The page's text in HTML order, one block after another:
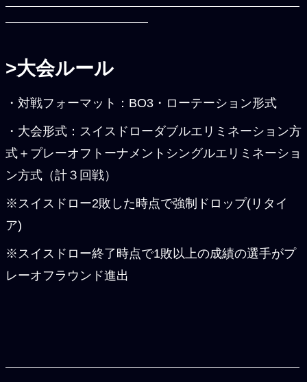
>大会ルール
・対戦フォーマット：BO3・ローテーション形式
・大会形式：スイスドローダブルエリミネーション方
式＋プレーオフトーナメントシングルエリミネーショ
ン方式（計３回戦）
※スイスドロー2敗した時点で強制ドロップ(リタイ
ア)
※スイスドロー終了時点で1敗以上の成績の選手がプ
レーオフラウンド進出